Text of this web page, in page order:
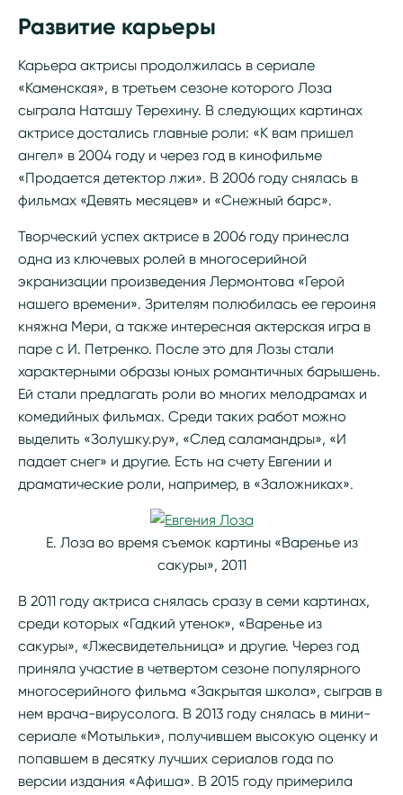
Развитие карьеры
Карьера актрисы продолжилась в сериале
«Каменская», в третьем сезоне которого Лоза
сыграла Наташу Терехину. В следующих картинах
актрисе достались главные роли: «К вам пришел
ангел» в 2004 году и через год в кинофильме
«Продается детектор лжи». В 2006 году снялась в
фильмах «Девять месяцев» и «Снежный барс».
Творческий успех актрисе в 2006 году принесла
одна из ключевых ролей в многосерийной
экранизации произведения Лермонтова «Герой
нашего времени». Зрителям полюбилась ее героиня
княжна Мери, а также интересная актерская игра в
паре с И. Петренко. После это для Лозы стали
характерными образы юных романтичных барышень.
Ей стали предлагать роли во многих мелодрамах и
комедийных фильмах. Среди таких работ можно
выделить «Золушку.ру», «След саламандры», «И
падает снег» и другие. Есть на счету Евгении и
драматические роли, например, в «Заложниках».
Е. Лоза во время съемок картины «Варенье из
сакуры», 2011
В 2011 году актриса снялась сразу в семи картинах,
среди которых «Гадкий утенок», «Варенье из
сакуры», «Лжесвидетельница» и другие. Через год
приняла участие в четвертом сезоне популярного
многосерийного фильма «Закрытая школа», сыграв в
нем врача-вирусолога. В 2013 году снялась в мини-
сериале «Мотыльки», получившем высокую оценку и
попавшем в десятку лучших сериалов года по
версии издания «Афиша». В 2015 году примерила